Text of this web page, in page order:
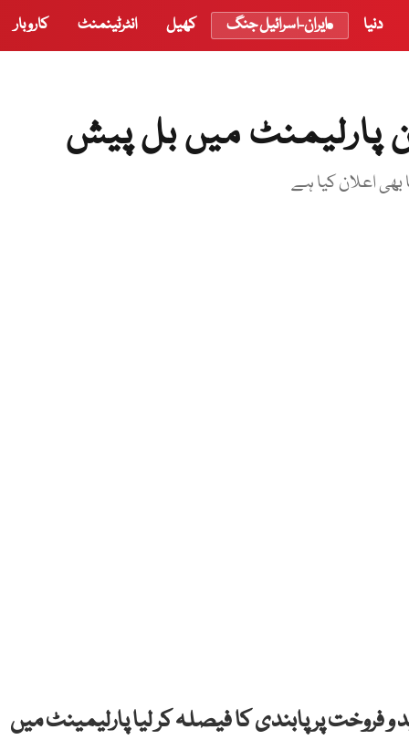
دنیا ایران-اسرائیل جنگ کھیل انٹرٹینمنٹ کاروبار
پارلیمنٹ میں بل پیش
بھی اعلان کیا ہے
فروخت پر پابندی کا فیصلہ کر لیا پارلیمینٹ میں